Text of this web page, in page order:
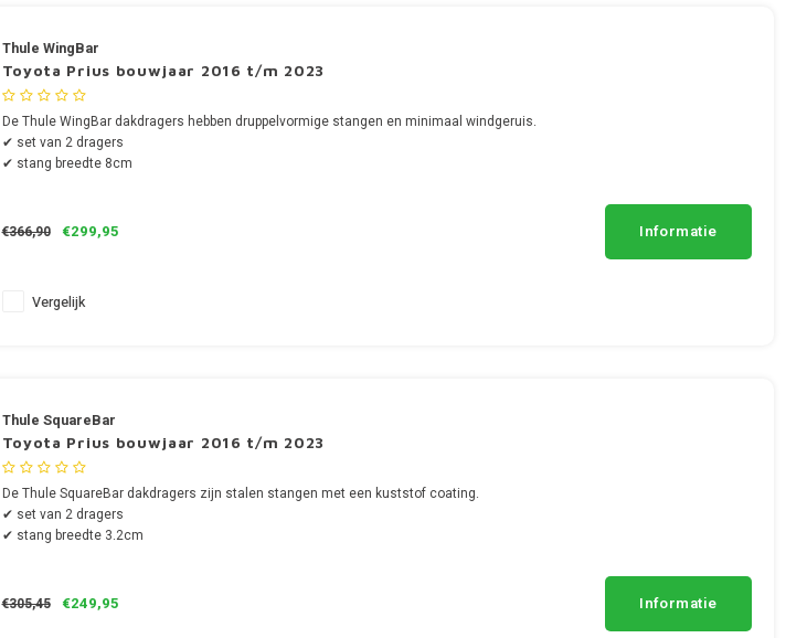
Thule WingBar
Toyota Prius bouwjaar 2016 t/m 2023
De Thule WingBar dakdragers hebben druppelvormige stangen en minimaal windgeruis.
✔ set van 2 dragers
✔ stang breedte 8cm
€366,90 €299,95 Informatie
Vergelijk
Thule SquareBar
Toyota Prius bouwjaar 2016 t/m 2023
De Thule SquareBar dakdragers zijn stalen stangen met een kuststof coating.
✔ set van 2 dragers
✔ stang breedte 3.2cm
€305,45 €249,95 Informatie